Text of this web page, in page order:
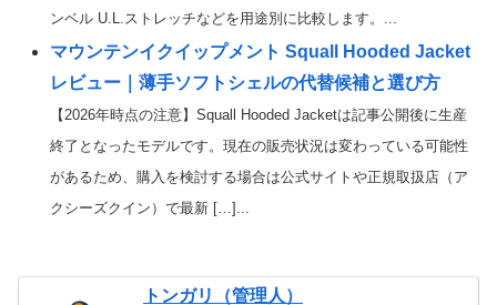
ンベル U.L.ストレッチなどを用途別に比較します。...
マウンテンイクイップメント Squall Hooded Jacket
レビュー｜薄手ソフトシェルの代替候補と選び方
【2026年時点の注意】Squall Hooded Jacketは記事公開後に生産
終了となったモデルです。現在の販売状況は変わっている可能性
があるため、購入を検討する場合は公式サイトや正規取扱店（ア
クシーズクイン）で最新 […]...
トンガリ（管理人）